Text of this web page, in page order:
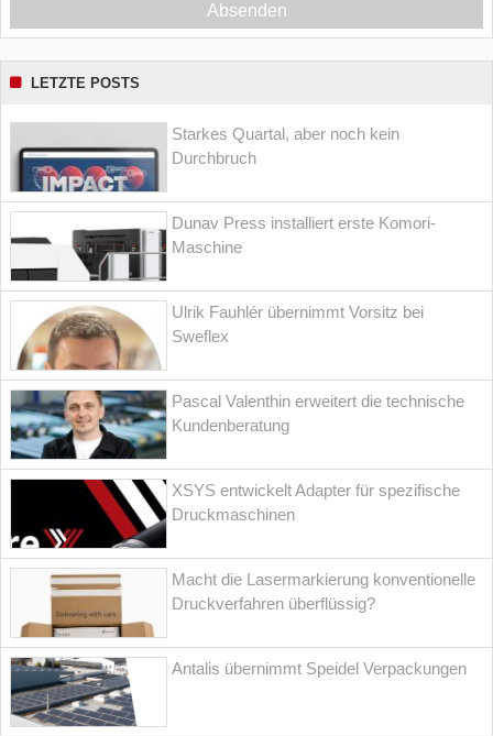
Absenden
LETZTE POSTS
Starkes Quartal, aber noch kein
Durchbruch
Dunav Press installiert erste Komori-
Maschine
Ulrik Fauhlér übernimmt Vorsitz bei
Sweflex
Pascal Valenthin erweitert die technische
Kundenberatung
XSYS entwickelt Adapter für spezifische
Druckmaschinen
Macht die Lasermarkierung konventionelle
Druckverfahren überflüssig?
Antalis übernimmt Speidel Verpackungen